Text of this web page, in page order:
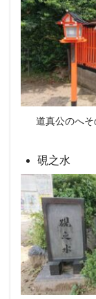
道真公のへ
硯之水